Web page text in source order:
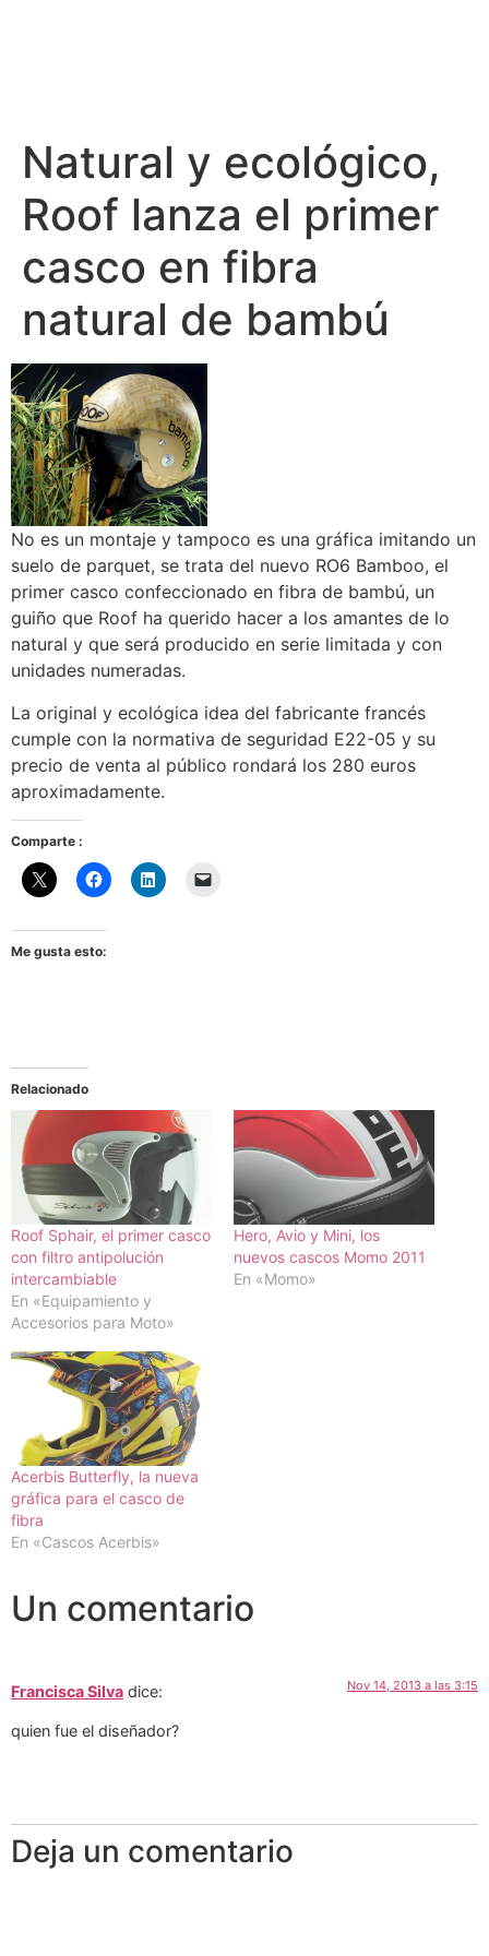
Natural y ecológico,
Roof lanza el primer
casco en fibra
natural de bambú
No es un montaje y tampoco es una gráfica imitando un
suelo de parquet, se trata del nuevo RO6 Bamboo, el
primer casco confeccionado en fibra de bambú, un
guiño que Roof ha querido hacer a los amantes de lo
natural y que será producido en serie limitada y con
unidades numeradas.
La original y ecológica idea del fabricante francés
cumple con la normativa de seguridad E22-05 y su
precio de venta al público rondará los 280 euros
aproximadamente.
Comparte :
Me gusta esto:
Relacionado
Roof Sphair, el primer casco
con filtro antipolución
intercambiable
En «Equipamiento y
Accesorios para Moto»
Hero, Avio y Mini, los
nuevos cascos Momo 2011
En «Momo»
Acerbis Butterfly, la nueva
gráfica para el casco de
fibra
En «Cascos Acerbis»
Un comentario
Francisca Silva dice: Nov 14, 2013 a las 3:15
quien fue el diseñador?
Deja un comentario